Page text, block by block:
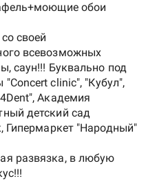
обои
своей
всевозможных
саун!!! Буквально под
clinic", "Кубул",
Академия
детский сад
Гипермаркет "Народный"
развязка, в любую